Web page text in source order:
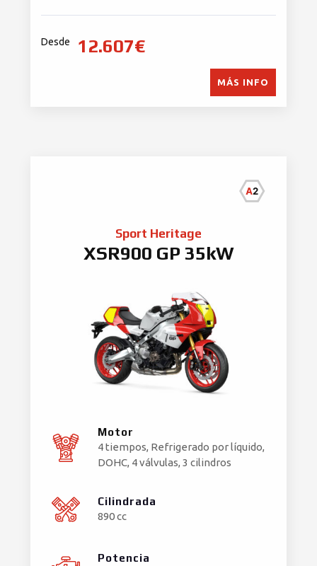
Desde 12.607€
MÁS INFO
Sport Heritage
XSR900 GP 35kW
Motor
4 tiempos, Refrigerado por líquido,
DOHC, 4 válvulas, 3 cilindros
Cilindrada
890 cc
Potencia